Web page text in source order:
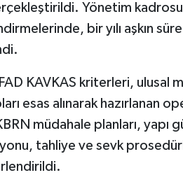
Yönetim
bir yılı aşkın
KAVKAS kriterleri, ulusal
esas alınarak hazırlanan
müdahale planları,
tahliye ve sevk